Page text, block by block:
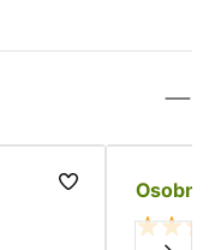
Osobní